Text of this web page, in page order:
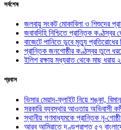
সর্বশেষ
জলবায়ু সংকট মোকাবিলা ও শিশুদের
জবাবদিহি নিশ্চিতে প্রান্তিক
বাজেটে পানিতে ডুবে মৃত্যু
প্রান্তিক জনগোষ্ঠীর কণ্ঠস্বর তুলে
ইলিশ রক্ষায় মধ্যরাত থেকে মাছ ধরায় ২
প্রবাস
ভিসার মেয়াদ-ফ্লাইট নিয়ে শঙ্কা,
সরকারি ব্যবস্থার আওতায় অভিবাসী
স্থানীয় গণমাধ্যমকে প্রান্তিক নৃ-
আরব আমিরাতে দণ্ডপ্রাপ্ত ৫৭